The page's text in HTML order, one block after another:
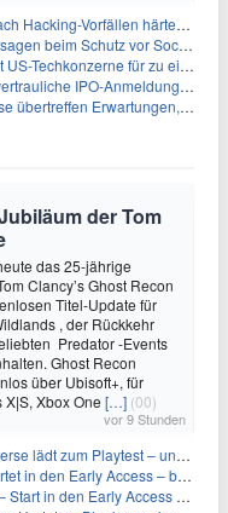
Vorfällen härter überwachen
beim Schutz vor Social Media
für zu einflussreich
Anmeldung im Zuge des AI-Booms
doch Aktien fallen: Ein tieferer Blick
der Tom
das 25-jährige
Clancy’s Ghost Recon
Titel-Update für
, der Rückkehr
Predator -Events
Ghost Recon
über Ubisoft+, für
Xbox One […] (00)
vor 9 Stunden
Playtest – und erscheint schon bald!
Early Access – bald gehts los!
Access ab heute im feudalen Japan